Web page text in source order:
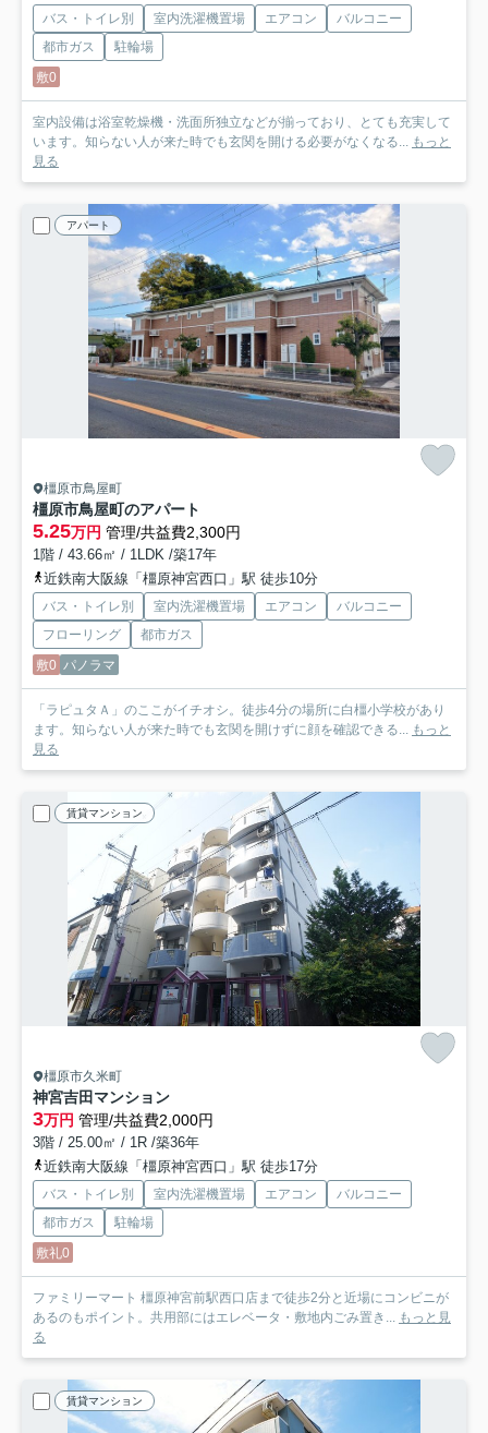
バス・トイレ別 室内洗濯機置場 エアコン
バルコニー
都市ガス
駐輪場
敷0
室内設備は浴室乾燥機・洗面所独立などが揃っており、とても充実して
います。知らない人が来た時でも玄関を開ける必要がなくなる...
もっと
見る
アパート
橿原市鳥屋町
橿原市鳥屋町のアパート
5.25万円 管理/共益費2,300円
1階 / 43.66㎡ / 1LDK /築17年
近鉄南大阪線「橿原神宮西口」駅 徒歩10分
バス・トイレ別 室内洗濯機置場 エアコン
バルコニー
フローリング
都市ガス
敷0 パノラマ
「ラピュタＡ」のここがイチオシ。徒歩4分の場所に白橿小学校があり
ます。知らない人が来た時でも玄関を開けずに顔を確認できる...
もっと
見る
賃貸マンション
橿原市久米町
神宮吉田マンション
3万円 管理/共益費2,000円
3階 / 25.00㎡ / 1R /築36年
近鉄南大阪線「橿原神宮西口」駅 徒歩17分
バス・トイレ別 室内洗濯機置場 エアコン
バルコニー
都市ガス
駐輪場
敷礼0
ファミリーマート 橿原神宮前駅西口店まで徒歩2分と近場にコンビニが
あるのもポイント。共用部にはエレベータ・敷地内ごみ置き...
もっと見
る
賃貸マンション